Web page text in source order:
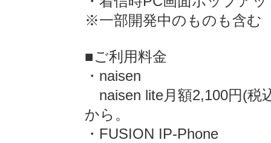
※一部開発中のものも含む
■ご利用料金
・naisen
naisen lite月額2,100円(税
から。
・FUSION IP-Phone